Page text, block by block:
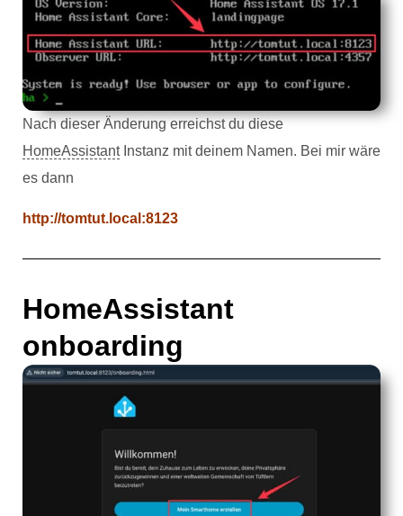
Nach dieser Änderung erreichst du diese
HomeAssistantInstanz mit deinem Namen. Bei mir wäre
es dann
http://tomtut.local:8123
HomeAssistant
onboarding